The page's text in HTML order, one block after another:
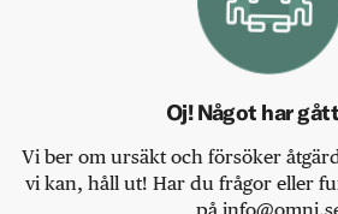
Oj! Något har
Vi ber om ursäkt och försöker
vi kan, håll ut! Har du frågor eller